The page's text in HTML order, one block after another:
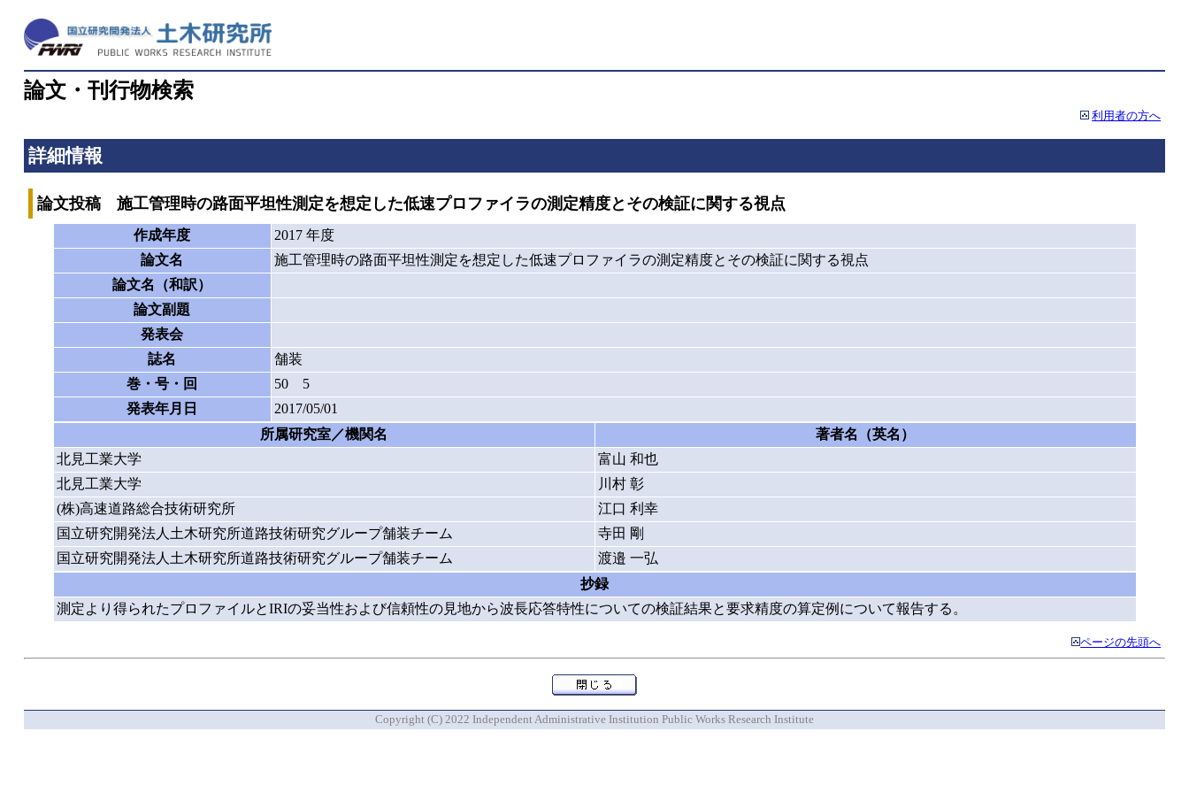
論文・刊行物検索
利用者の方へ
詳細情報
論文投稿 施工管理時の路面平坦性測定を想定した低速プロファイラの測定精度とその検証に関する視点
作成年度
2017 年度
論文名
施工管理時の路面平坦性測定を想定した低速プロファイラの測定精度とその検証に関する視点
論文名（和訳）
論文副題
発表会
誌名
舗装
巻・号・回
50 5
発表年月日
2017/05/01
所属研究室／機関名
著者名（英名）
北見工業大学
富山 和也
北見工業大学
川村 彰
(株)高速道路総合技術研究所
江口 利幸
国立研究開発法人土木研究所道路技術研究グループ舗装チーム
寺田 剛
国立研究開発法人土木研究所道路技術研究グループ舗装チーム
渡邉 一弘
抄録
測定より得られたプロファイルとIRIの妥当性および信頼性の見地から波長応答特性についての検証結果と要求精度の算定例について報告する。
ページの先頭へ
Copyright (C) 2022 Independent Administrative Institution Public Works Research Institute